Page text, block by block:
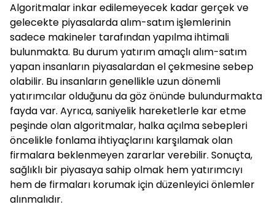
Algoritmalar inkar edilemeyecek kadar gerçek ve
gelecekte piyasalarda alım-satım işlemlerinin
sadece makineler tarafından yapılma ihtimali
bulunmakta. Bu durum yatırım amaçlı alım-satım
yapan insanların piyasalardan el çekmesine sebep
olabilir. Bu insanların genellikle uzun dönemli
yatırımcılar olduğunu da göz önünde bulundurmakta
fayda var. Ayrıca, saniyelik hareketlerle kar etme
peşinde olan algoritmalar, halka açılma sebepleri
öncelikle fonlama ihtiyaçlarını karşılamak olan
firmalara beklenmeyen zararlar verebilir. Sonuçta,
sağlıklı bir piyasaya sahip olmak hem yatırımcıyı
hem de firmaları korumak için düzenleyici önlemler
alınmalıdır.